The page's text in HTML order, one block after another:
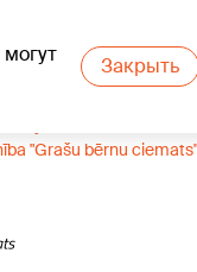
Закрыть
"Grašu bērnu ciemats"